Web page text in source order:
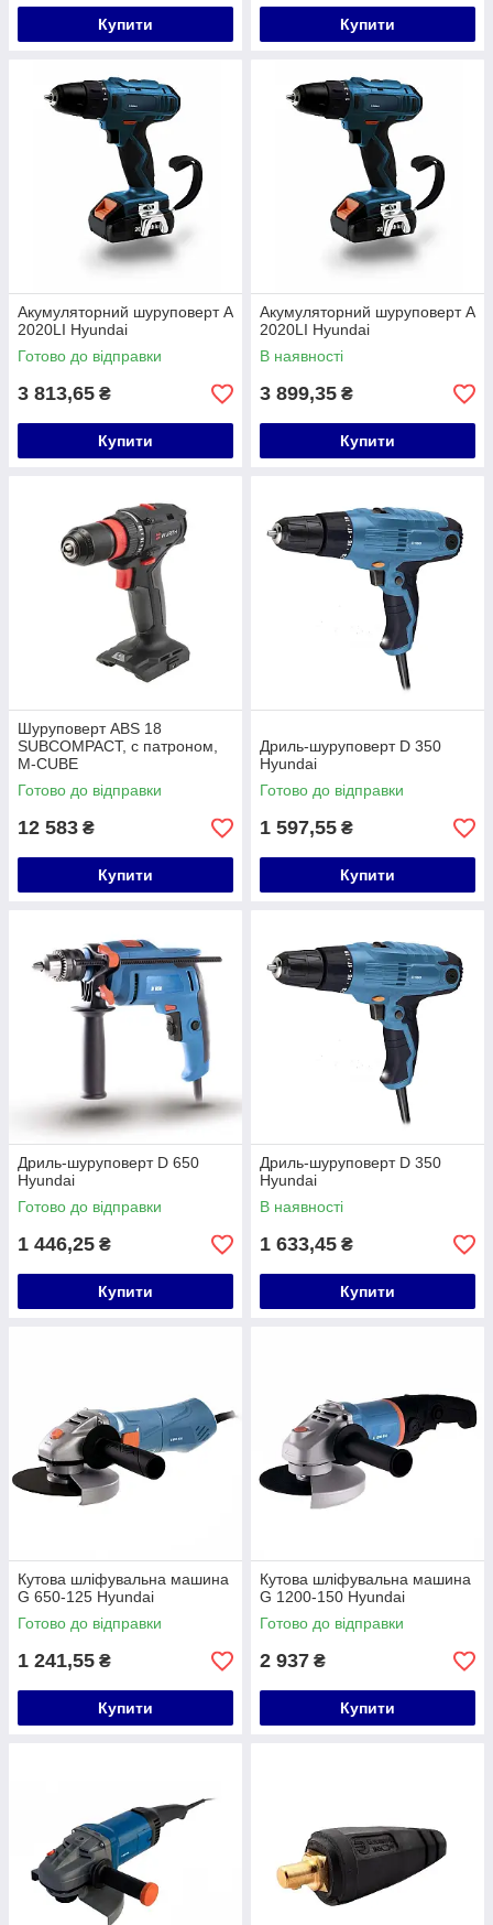
Купити Купити
Акумуляторний шуруповерт A
2020LI Hyundai
Готово до відправки
3 813,65 ₴
Купити
Акумуляторний шуруповерт A
2020LI Hyundai
В наявності
3 899,35 ₴
Купити
Шуруповерт ABS 18
SUBCOMPACT, с патроном,
M-CUBE
Готово до відправки
12 583 ₴
Купити
Дриль-шуруповерт D 350
Hyundai
Готово до відправки
1 597,55 ₴
Купити
Дриль-шуруповерт D 650
Hyundai
Готово до відправки
1 446,25 ₴
Купити
Дриль-шуруповерт D 350
Hyundai
В наявності
1 633,45 ₴
Купити
Кутова шліфувальна машина
G 650-125 Hyundai
Готово до відправки
1 241,55 ₴
Купити
Кутова шліфувальна машина
G 1200-150 Hyundai
Готово до відправки
2 937 ₴
Купити